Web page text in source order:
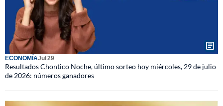
ECONOMÍAJul 29
Resultados Chontico Noche, último sorteo hoy miércoles, 29 de julio
de 2026: números ganadores